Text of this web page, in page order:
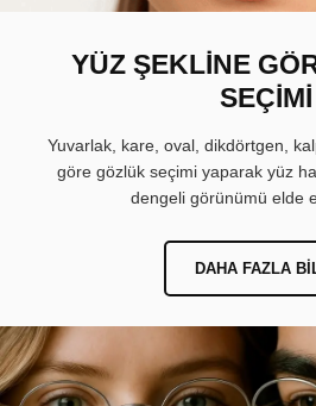
YÜZ ŞEKLİNE
SEÇİMİ
Yuvarlak, kare, oval, dikdörtgen,
göre gözlük seçimi yaparak yüz
dengeli görünümü elde
DAHA FAZLA